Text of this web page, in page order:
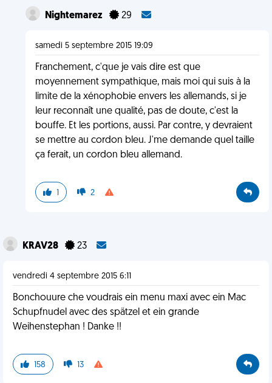
Nightemarez 29
samedi 5 septembre 2015 19:09
Franchement, c'que je vais dire est que
moyennement sympathique, mais moi qui suis à la
limite de la xénophobie envers les allemands, si je
leur reconnaît une qualité, pas de doute, c'est la
bouffe. Et les portions, aussi. Par contre, y devraient
se mettre au cordon bleu. J'me demande quel taille
ça ferait, un cordon bleu allemand.
1 2
KRAV28 23
vendredi 4 septembre 2015 6:11
Bonchouure che voudrais ein menu maxi avec ein Mac
Schupfnudel avec des spätzel et ein grande
Weihenstephan ! Danke !!
158 13